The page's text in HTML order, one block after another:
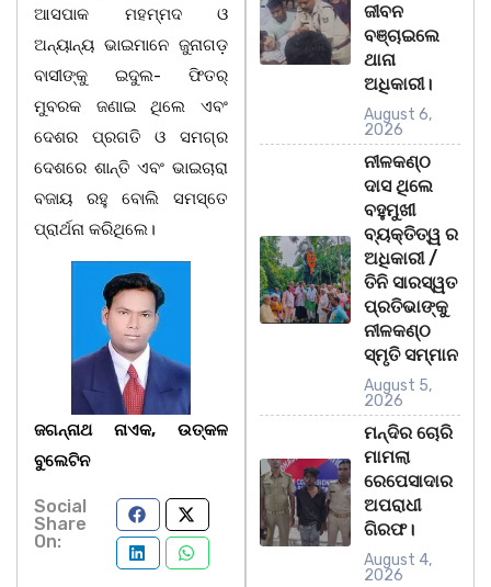
ଆସପାକ ମହମ୍ମଦ ଓ
ଅନ୍ୟାନ୍ୟ ଭାଇମାନେ ଜୁନାଗଡ଼
ବାସୀଙ୍କୁ ଇଦୁଲ- ଫିତର୍
ମୁବରକ ଜଣାଇ ଥିଲେ ଏବଂ
ଦେଶର ପ୍ରଗତି ଓ ସମଗ୍ର
ଦେଶରେ ଶାନ୍ତି ଏବଂ ଭାଇଚାରା
ବଜାୟ ରହୁ ବୋଲି ସମସ୍ତେ
ପ୍ରାର୍ଥନା କରିଥିଲେ।
ଜଗନ୍ନାଥ ନାଏକ, ଉତ୍କଳ
ବୁଲେଟିନ
Social
Share
On:
ଜୀବନ
ବଞ୍ଚାଇଲେ
ଥାନା
ଅଧିକାରୀ।
August 6,
2026
ନୀଳକଣ୍ଠ
ଦାସ ଥିଲେ
ବହୁମୁଖୀ
ବ୍ୟକ୍ତିତ୍ୱ ର
ଅଧିକାରୀ /
ତିନି ସାରସ୍ୱତ
ପ୍ରତିଭାଙ୍କୁ
ନୀଳକଣ୍ଠ
ସ୍ମୃତି ସମ୍ମାନ
August 5,
2026
ମନ୍ଦିର ଚୋରି
ମାମଲା
ରେପେସାଦାର
ଅପରାଧୀ
ଗିରଫ।
August 4,
2026